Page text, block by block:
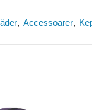
Accessoarer